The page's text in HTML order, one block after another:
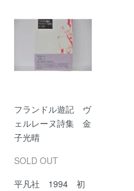
フランドル遊記 ヴ
ェルレーヌ詩集 金
子光晴
SOLD OUT
平凡社 1994 初